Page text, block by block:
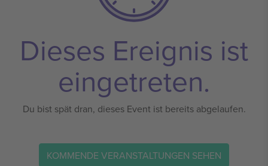
Dieses Ereignis ist
eingetreten.
Du bist spät dran, dieses Event ist bereits abgelaufen.
KOMMENDE VERANSTALTUNGEN SEHEN